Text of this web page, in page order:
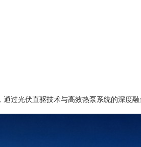
过光伏直驱技术与高效热泵系统的深度